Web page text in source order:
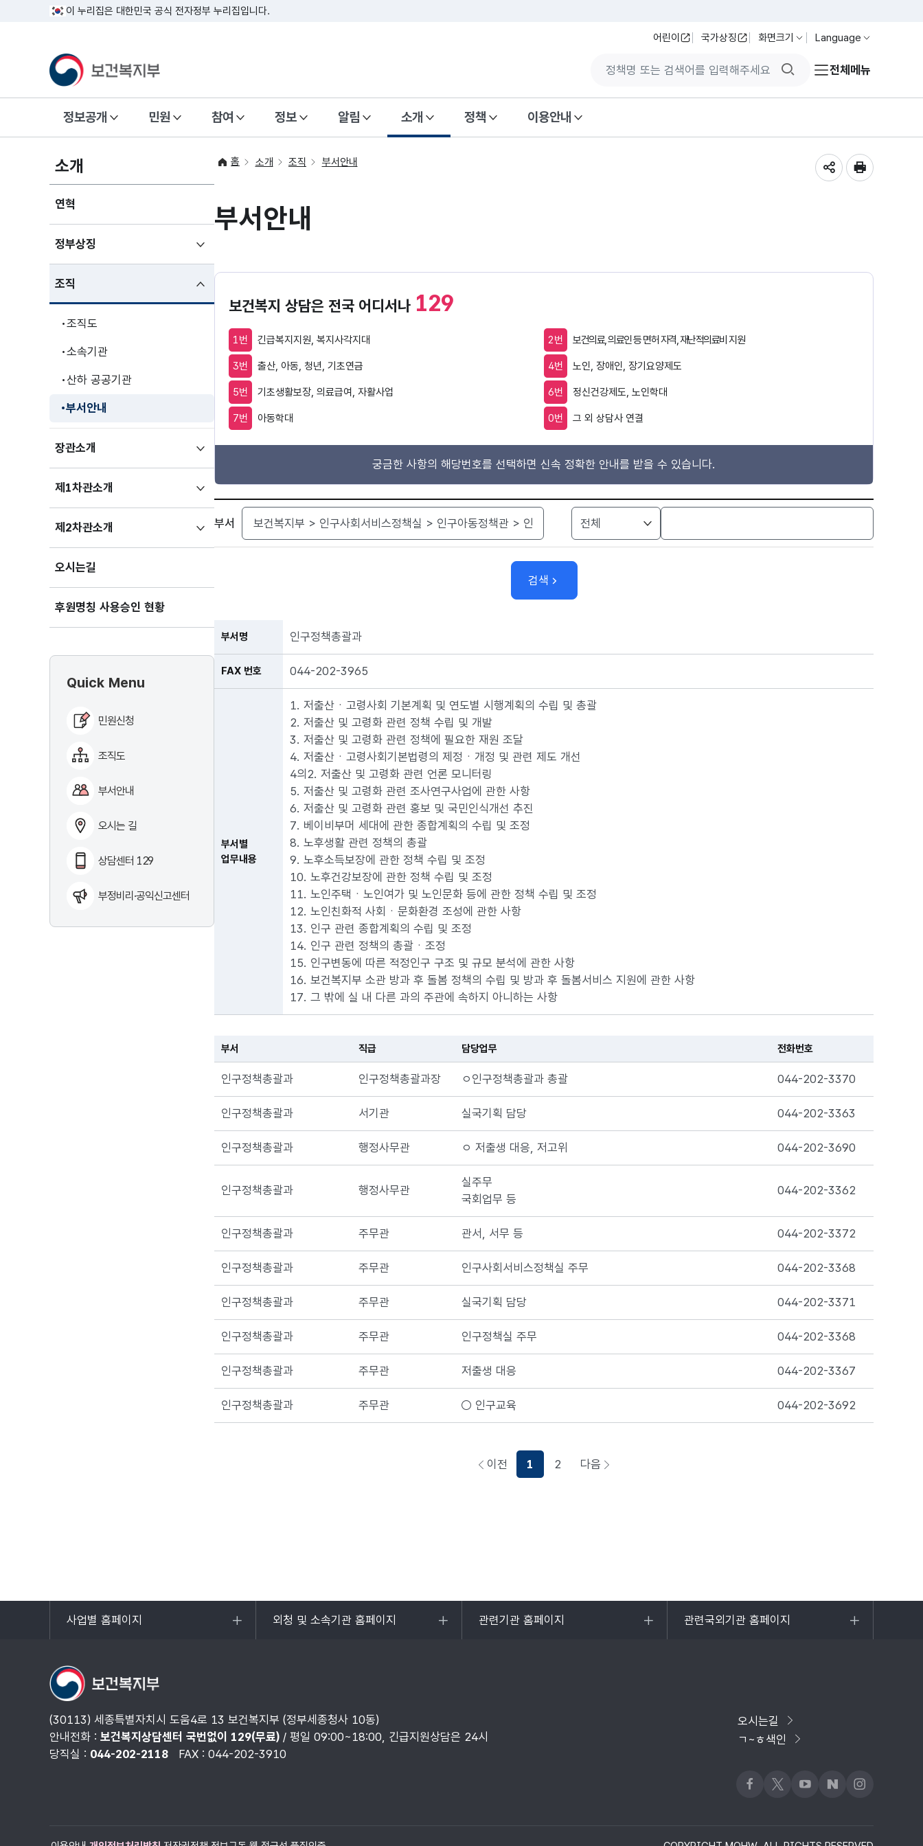
이 누리집은 대한민국 공식 전자정부 누리집입니다.
어린이 국가상징 화면크기 Language
검색버튼전체메뉴
정보공개 민원 참여 정보 알림 소개 정책 이용안내
소개
연혁
정부상징
펼치기
조직
펼친상태
조직도
소속기관
산하 공공기관
부서안내
장관소개
펼치기
제1차관소개
펼치기
제2차관소개
펼치기
오시는길
후원명칭 사용승인 현황
Quick Menu
민원신청
조직도
부서안내
오시는 길
상담센터 129
부정비리·공익신고센터
홈 소개 조직 부서안내
부서안내
보건복지 상담은 전국 어디서나 129
1번 긴급복지지원, 복지사각지대 2번 보건의료, 의료인 등 면허 자격, 재난적의료비 지원
3번 출산, 아동, 청년, 기초연금 4번 노인, 장애인, 장기요양제도
5번 기초생활보장, 의료급여, 자활사업 6번 정신건강제도, 노인학대
7번 아동학대 0번 그 외 상담사 연결
궁금한 사항의 해당번호를 선택하면 신속 정확한 안내를 받을 수 있습니다.
검색
부서
검색
부서명 인구정책총괄과
FAX 번호 044-202-3965
부서별
업무내용
1. 저출산ㆍ고령사회 기본계획 및 연도별 시행계획의 수립 및 총괄
2. 저출산 및 고령화 관련 정책 수립 및 개발
3. 저출산 및 고령화 관련 정책에 필요한 재원 조달
4. 저출산ㆍ고령사회기본법령의 제정ㆍ개정 및 관련 제도 개선
4의2. 저출산 및 고령화 관련 언론 모니터링
5. 저출산 및 고령화 관련 조사연구사업에 관한 사항
6. 저출산 및 고령화 관련 홍보 및 국민인식개선 추진
7. 베이비부머 세대에 관한 종합계획의 수립 및 조정
8. 노후생활 관련 정책의 총괄
9. 노후소득보장에 관한 정책 수립 및 조정
10. 노후건강보장에 관한 정책 수립 및 조정
11. 노인주택ㆍ노인여가 및 노인문화 등에 관한 정책 수립 및 조정
12. 노인친화적 사회ㆍ문화환경 조성에 관한 사항
13. 인구 관련 종합계획의 수립 및 조정
14. 인구 관련 정책의 총괄ㆍ조정
15. 인구변동에 따른 적정인구 구조 및 규모 분석에 관한 사항
16. 보건복지부 소관 방과 후 돌봄 정책의 수립 및 방과 후 돌봄서비스 지원에 관한 사항
17. 그 밖에 실 내 다른 과의 주관에 속하지 아니하는 사항
부서 직급 담당업무 전화번호
인구정책총괄과 인구정책총괄과장 ㅇ인구정책총괄과 총괄 044-202-3370
인구정책총괄과 서기관 실국기획 담당 044-202-3363
인구정책총괄과 행정사무관 ㅇ 저출생 대응, 저고위 044-202-3690
인구정책총괄과 행정사무관
실주무
국회업무 등
044-202-3362
인구정책총괄과 주무관 관서, 서무 등 044-202-3372
인구정책총괄과 주무관 인구사회서비스정책실 주무 044-202-3368
인구정책총괄과 주무관 실국기획 담당 044-202-3371
인구정책총괄과 주무관 인구정책실 주무 044-202-3368
인구정책총괄과 주무관 저출생 대응 044-202-3367
인구정책총괄과 주무관 ○ 인구교육 044-202-3692
이전
페이지로이동하기
1 2 다음
페이지로이동하기
사업별 홈페이지
목록
외청 및 소속기관 홈페이지
목록
관련기관 홈페이지
목록
관련국외기관 홈페이지
목록
(30113) 세종특별자치시 도움4로 13 보건복지부 (정부세종청사 10동)
안내전화 : 보건복지상담센터 국번없이 129(무료) / 평일 09:00~18:00, 긴급지원상담은 24시
당직실 : 044-202-2118 FAX : 044-202-3910
오시는길
ㄱ~ㅎ색인
페이스북
x 유튜브네이버블로그
인스타그램